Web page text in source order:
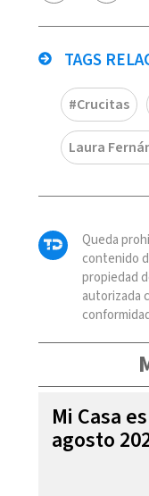
TAGS
#Crucitas
Laura
Queda
contenido
propiedad
autorizada
Mi Casa
agosto